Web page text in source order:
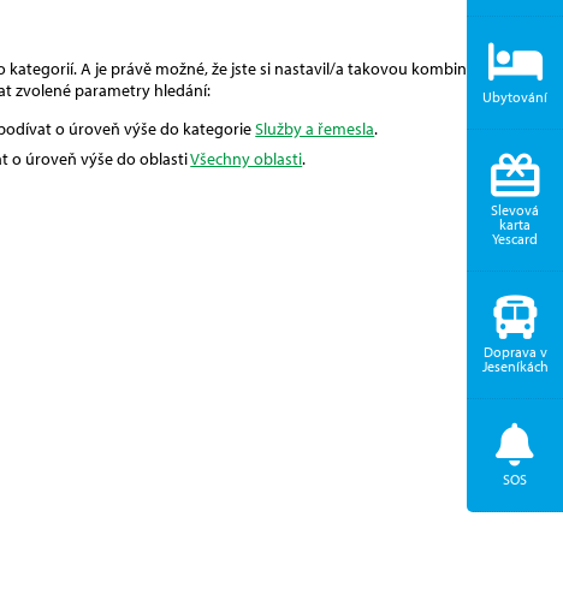
A je právě možné, že jste si nastavil/a takovou kombinaci, pro
zvolené parametry hledání:
o úroveň výše do kategorieSlužby a řemesla.
o úroveň výše do oblastiVšechny oblasti.
Ubytování
Slevová
karta
Yescard
Doprava v
Jeseníkách
SOS